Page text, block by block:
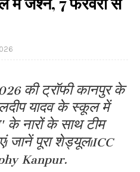
की ट्रॉफी कानपुर के
यादव के स्कूल में
के नारों के साथ टीम
जानें पूरा शेड्यूल।ICC
Kanpur.